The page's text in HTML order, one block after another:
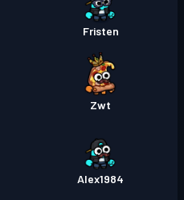
Fristen
Zwt
Alex1984